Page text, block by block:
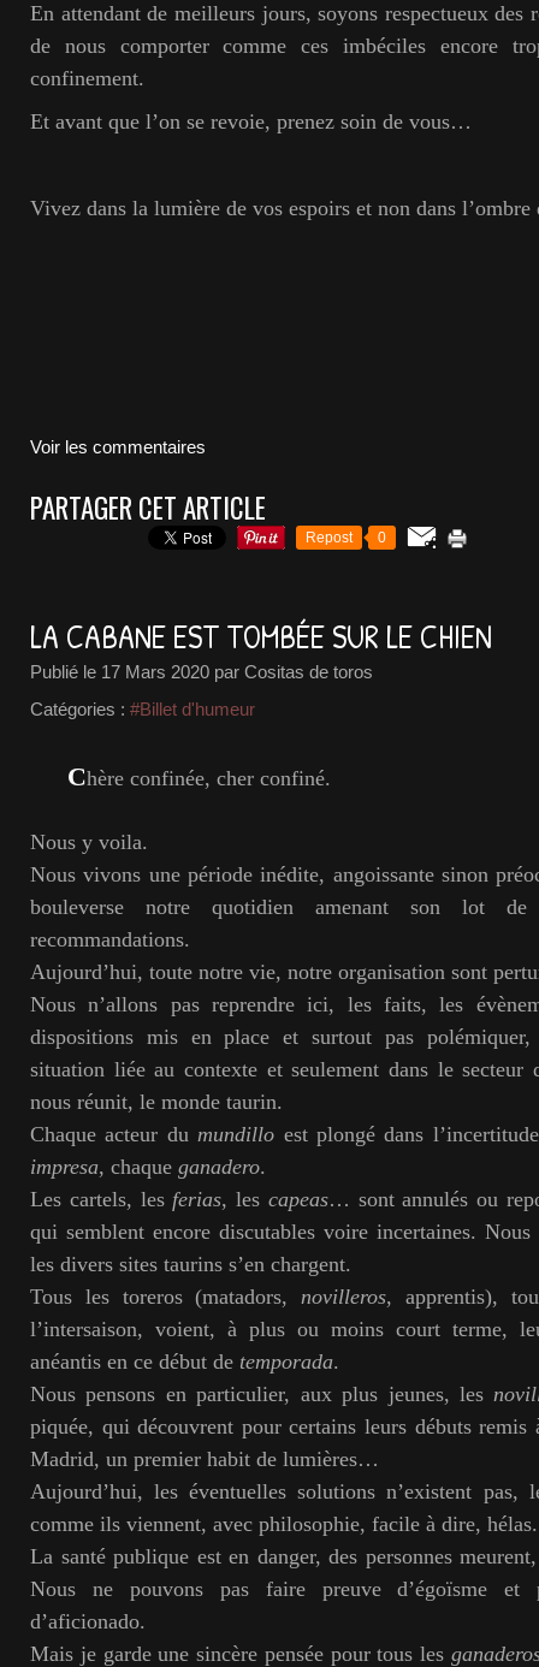
En attendant de meilleurs jours, soyons respectueux des
de nous comporter comme ces imbéciles encore
confinement.
Et avant que l’on se revoie, prenez soin de vous…
Vivez dans la lumière de vos espoirs et non dans l’ombre
Voir les commentaires
PARTAGER CET ARTICLE
Repost 0
LA CABANE EST TOMBÉE SUR LE CHIEN
Publié le 17 Mars 2020 par Cositas de toros
Catégories : #Billet d'humeur
Chère confinée, cher confiné.
Nous y voila.
Nous vivons une période inédite, angoissante sinon
bouleverse notre quotidien amenant son lot
recommandations.
Aujourd’hui, toute notre vie, notre organisation sont
Nous n’allons pas reprendre ici, les faits, les
dispositions mis en place et surtout pas
situation liée au contexte et seulement dans le
nous réunit, le monde taurin.
Chaque acteur du mundillo est plongé dans
impresa, chaque ganadero.
Les cartels, les ferias, les capeas… sont annulés ou
qui semblent encore discutables voire incertaines.
les divers sites taurins s’en chargent.
Tous les toreros (matadors, novilleros, apprentis),
l’intersaison, voient, à plus ou moins court terme,
anéantis en ce début de temporada.
Nous pensons en particulier, aux plus jeunes, les
piquée, qui découvrent pour certains leurs débuts
Madrid, un premier habit de lumières…
Aujourd’hui, les éventuelles solutions n’existent pas,
comme ils viennent, avec philosophie, facile à dire, hélas.
La santé publique est en danger, des personnes
Nous ne pouvons pas faire preuve d’égoïsme
d’aficionado.
Mais je garde une sincère pensée pour tous les